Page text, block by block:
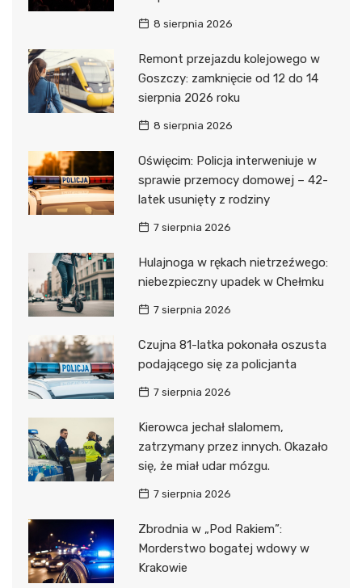
8 sierpnia 2026
Remont przejazdu kolejowego w
Goszczy: zamknięcie od 12 do 14
sierpnia 2026 roku
8 sierpnia 2026
Oświęcim: Policja interweniuje w
sprawie przemocy domowej – 42-
latek usunięty z rodziny
7 sierpnia 2026
Hulajnoga w rękach nietrzeźwego:
niebezpieczny upadek w Chełmku
7 sierpnia 2026
Czujna 81-latka pokonała oszusta
podającego się za policjanta
7 sierpnia 2026
Kierowca jechał slalomem,
zatrzymany przez innych. Okazało
się, że miał udar mózgu.
7 sierpnia 2026
Zbrodnia w „Pod Rakiem”:
Morderstwo bogatej wdowy w
Krakowie